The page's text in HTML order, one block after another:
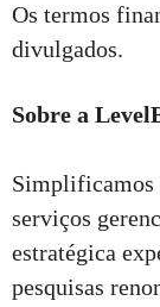
Os termos
divulgados.
Sobre a
Simplificamos
serviços
estratégica
pesquisas